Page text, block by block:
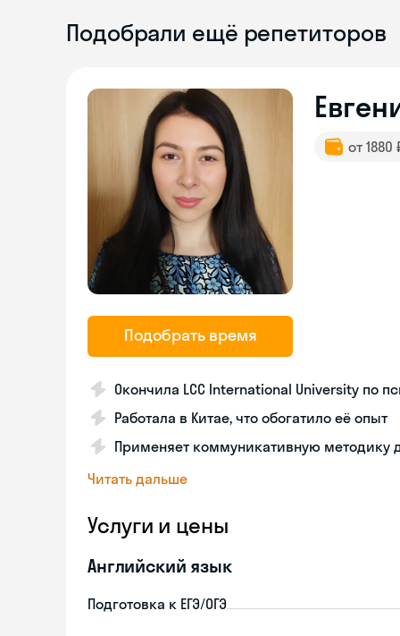
Подобрали ещё репетиторов
Подобрать время
от
Окончила LCC International University по
Работала в Китае, что обогатило её опыт
Применяет коммуникативную методику
Читать дальше
Услуги и цены
Английский язык
Подготовка к ЕГЭ/ОГЭ